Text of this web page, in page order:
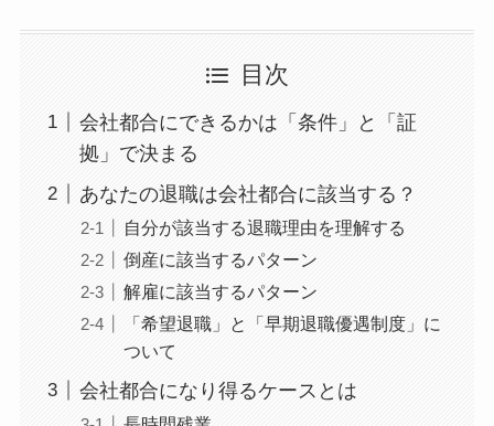
目次
会社都合にできるかは「条件」と「証
拠」で決まる
あなたの退職は会社都合に該当する？
自分が該当する退職理由を理解する
倒産に該当するパターン
解雇に該当するパターン
「希望退職」と「早期退職優遇制度」に
ついて
会社都合になり得るケースとは